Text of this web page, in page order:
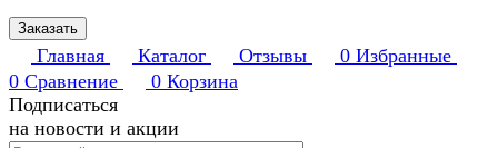
Заказать
Главная Каталог Отзывы 0 Избранные
0 Сравнение 0 Корзина
Подписаться
на новости и акции